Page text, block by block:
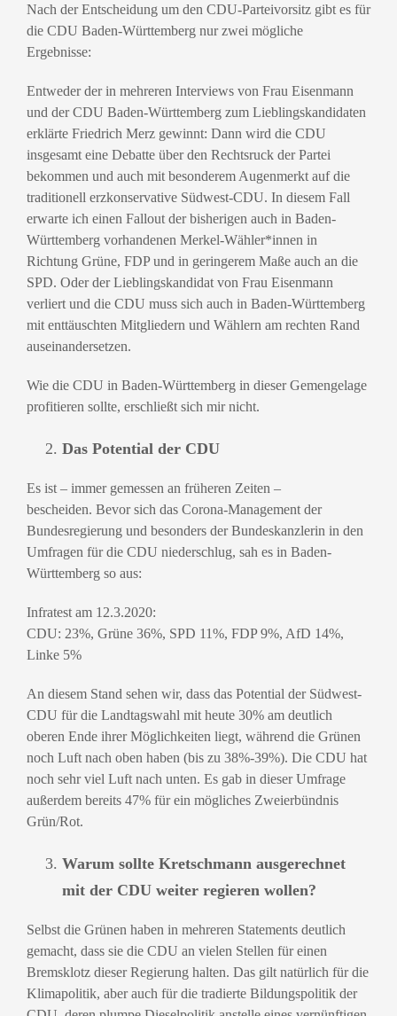
Nach der Entscheidung um den CDU-Parteivorsitz gibt es für
die CDU Baden-Württemberg nur zwei mögliche
Ergebnisse:
Entweder der in mehreren Interviews von Frau Eisenmann
und der CDU Baden-Württemberg zum Lieblingskandidaten
erklärte Friedrich Merz gewinnt: Dann wird die CDU
insgesamt eine Debatte über den Rechtsruck der Partei
bekommen und auch mit besonderem Augenmerkt auf die
traditionell erzkonservative Südwest-CDU. In diesem Fall
erwarte ich einen Fallout der bisherigen auch in Baden-
Württemberg vorhandenen Merkel-Wähler*innen in
Richtung Grüne, FDP und in geringerem Maße auch an die
SPD. Oder der Lieblingskandidat von Frau Eisenmann
verliert und die CDU muss sich auch in Baden-Württemberg
mit enttäuschten Mitgliedern und Wählern am rechten Rand
auseinandersetzen.
Wie die CDU in Baden-Württemberg in dieser Gemengelage
profitieren sollte, erschließt sich mir nicht.
Das Potential der CDU
Es ist – immer gemessen an früheren Zeiten –
bescheiden. Bevor sich das Corona-Management der
Bundesregierung und besonders der Bundeskanzlerin in den
Umfragen für die CDU niederschlug, sah es in Baden-
Württemberg so aus:
Infratest am 12.3.2020:
CDU: 23%, Grüne 36%, SPD 11%, FDP 9%, AfD 14%,
Linke 5%
An diesem Stand sehen wir, dass das Potential der Südwest-
CDU für die Landtagswahl mit heute 30% am deutlich
oberen Ende ihrer Möglichkeiten liegt, während die Grünen
noch Luft nach oben haben (bis zu 38%-39%). Die CDU hat
noch sehr viel Luft nach unten. Es gab in dieser Umfrage
außerdem bereits 47% für ein mögliches Zweierbündnis
Grün/Rot.
Warum sollte Kretschmann ausgerechnet
mit der CDU weiter regieren wollen?
Selbst die Grünen haben in mehreren Statements deutlich
gemacht, dass sie die CDU an vielen Stellen für einen
Bremsklotz dieser Regierung halten. Das gilt natürlich für die
Klimapolitik, aber auch für die tradierte Bildungspolitik der